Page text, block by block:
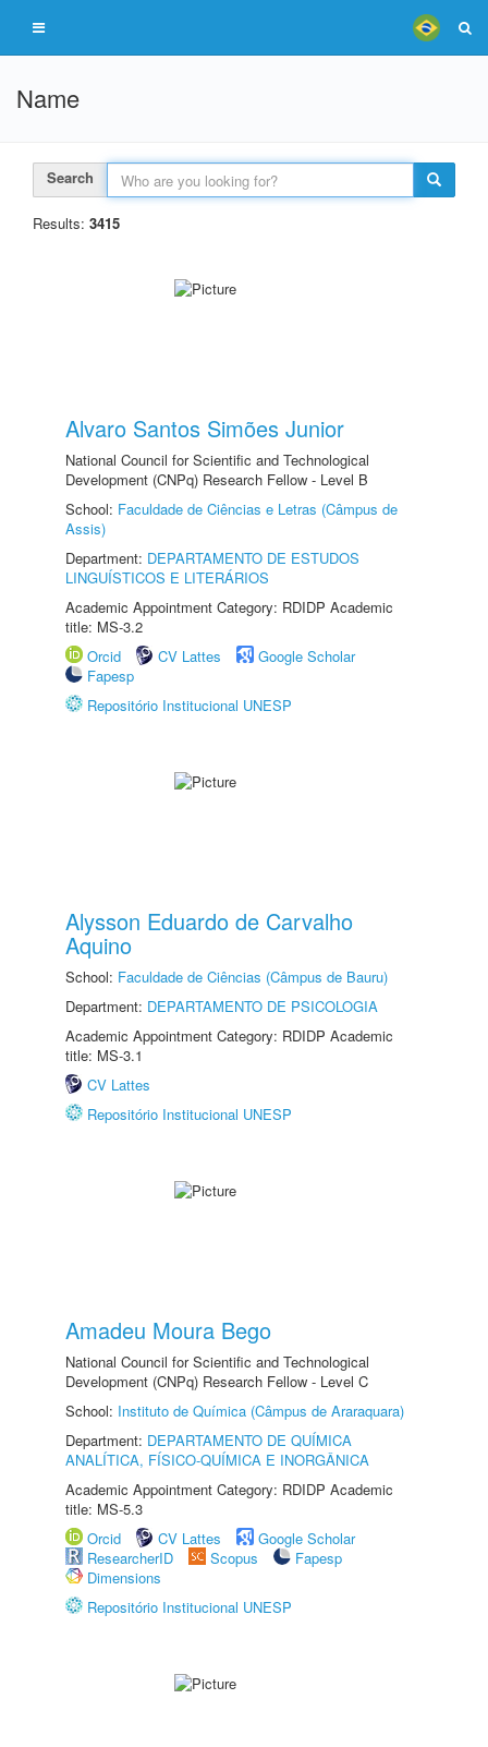
Name
Search
Results: 3415
Alvaro Santos Simões Junior
National Council for Scientific and Technological
Development (CNPq) Research Fellow - Level B
School: Faculdade de Ciências e Letras (Câmpus de
Assis)
Department: DEPARTAMENTO DE ESTUDOS
LINGUÍSTICOS E LITERÁRIOS
Academic Appointment Category: RDIDP Academic
title: MS-3.2
Orcid
CV Lattes
Google Scholar
Fapesp
Repositório Institucional UNESP
Alysson Eduardo de Carvalho
Aquino
School: Faculdade de Ciências (Câmpus de Bauru)
Department: DEPARTAMENTO DE PSICOLOGIA
Academic Appointment Category: RDIDP Academic
title: MS-3.1
CV Lattes
Repositório Institucional UNESP
Amadeu Moura Bego
National Council for Scientific and Technological
Development (CNPq) Research Fellow - Level C
School: Instituto de Química (Câmpus de Araraquara)
Department: DEPARTAMENTO DE QUÍMICA
ANALÍTICA, FÍSICO-QUÍMICA E INORGÂNICA
Academic Appointment Category: RDIDP Academic
title: MS-5.3
Orcid
CV Lattes
Google Scholar
ResearcherID
Scopus
Fapesp
Dimensions
Repositório Institucional UNESP